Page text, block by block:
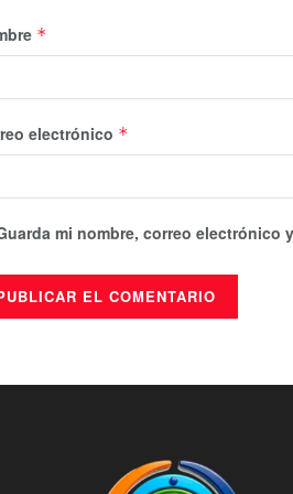
*
electrónico *
mi nombre, correo electrónico